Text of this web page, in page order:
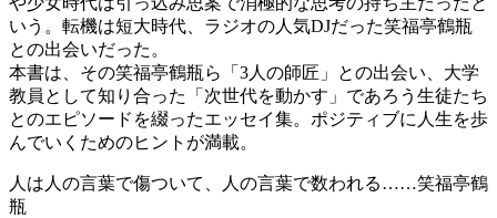
いう。転機は短大時代、ラジオの人気DJだった笑福亭鶴瓶
との出会いだった。
本書は、その笑福亭鶴瓶ら「3人の師匠」との出会い、大学
教員として知り合った「次世代を動かす」であろう生徒たち
とのエピソードを綴ったエッセイ集。ポジティブに人生を歩
んでいくためのヒントが満載。
人は人の言葉で傷ついて、人の言葉で数われる……笑福亭鶴
瓶